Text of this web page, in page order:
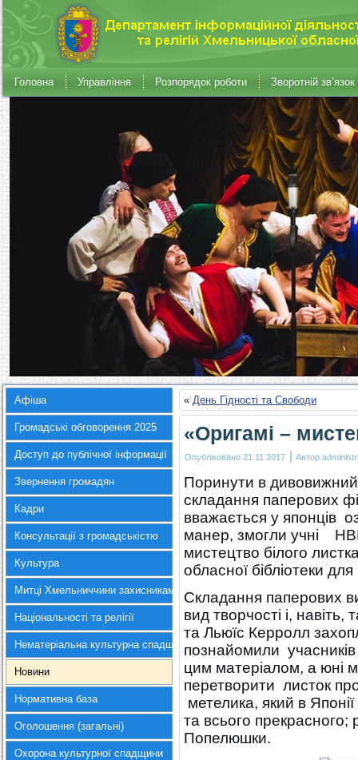
Головна Управління Розпорядок роботи Зворотній зв’язок
Афіша
Громадські обговорення 2025
Доступ до публічної інформації
Звернення громадян
Кадри
Консультації з громадськістю
Культура
Митці Хмельниччини захисникам України
Національності та релігії
Нематеріальна культурна спадщина
Новини
Нормативна база
Оголошення (загальні)
Охорона культурної спадщини
« День Гідності та Свободи
«Оригамі –
Опубліковано 21.11.2017 | Автор
Поринути в дивовижний
складання паперових
вважається у японців
манер, змогли учні
мистецтво білого
обласної бібліотеки
Складання паперових
вид творчості і,
та Льюїс Керролл
познайомили
цим матеріалом, а юні
перетворити листок
метелика, який в
та всього прекрасного;
Попелюшки.